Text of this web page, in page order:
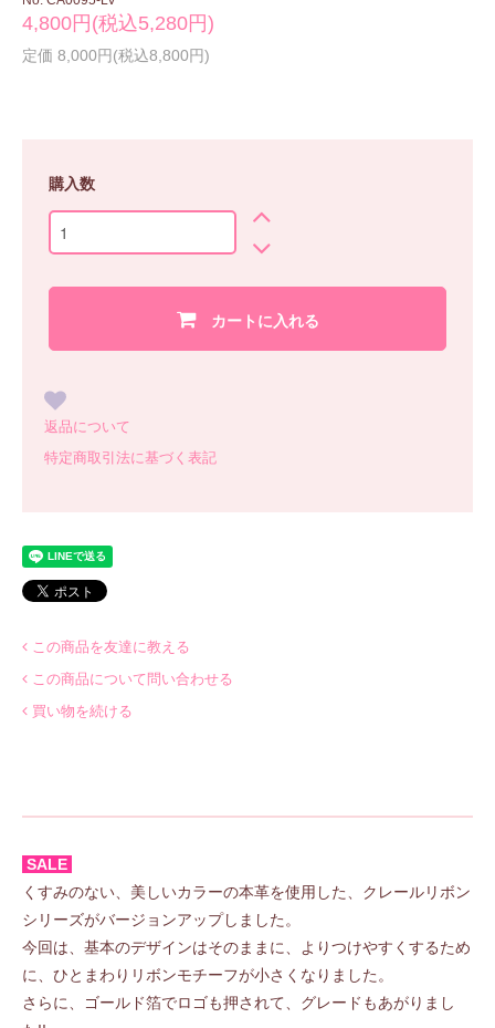
4,800円(税込5,280円)
定価 8,000円(税込8,800円)
購入数
カートに入れる
返品について
特定商取引法に基づく表記
この商品を友達に教える
この商品について問い合わせる
買い物を続ける
SALE
くすみのない、美しいカラーの本革を使用した、クレールリボン
シリーズがバージョンアップしました。
今回は、基本のデザインはそのままに、よりつけやすくするため
に、ひとまわりリボンモチーフが小さくなりました。
さらに、ゴールド箔でロゴも押されて、グレードもあがりまし